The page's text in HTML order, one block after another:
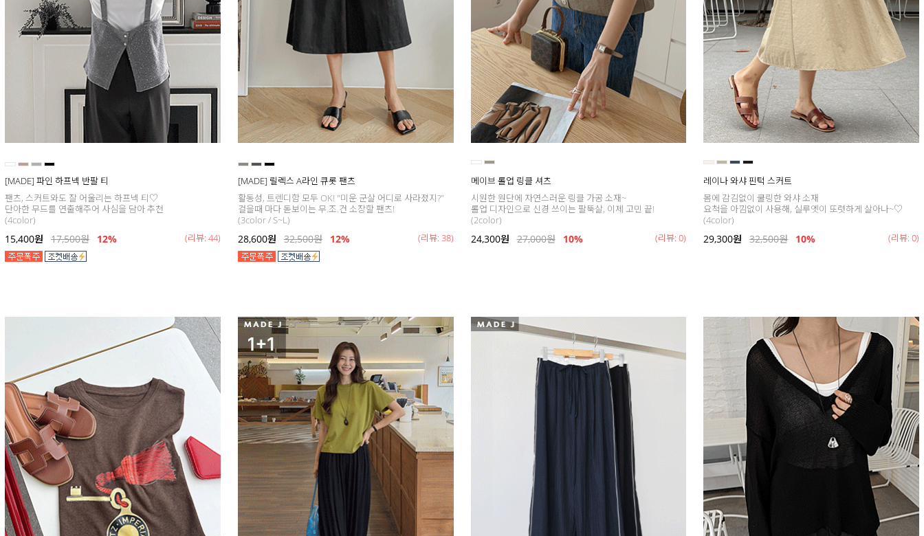
[MADE] 파인 하프넥 반팔 티
팬츠, 스커트와도 잘 어울리는 하프넥 티♡
단아한 무드를 연출해주어 사심을 담아 추천
(4color)
15,400원 17,500원 12% (리뷰: 44)
[MADE] 릴렉스 A라인 큐롯 팬츠
활동성, 트렌디함 모두 OK! "미운 군살 어디로 사라졌지?"
걸을때 마다 돋보이는 무.조.건 소장할 팬츠!
(3color / S~L)
28,600원 32,500원 12% (리뷰: 38)
메이브 롤업 링클 셔츠
시원한 원단에 자연스러운 링클 가공 소재~
롤업 디자인으로 신경 쓰이는 팔뚝살, 이제 고민 끝!
(2color)
24,300원 27,000원 10% (리뷰: 0)
레이나 와샤 핀턱 스커트
몸에 감김없이 쿨링한 와샤 소재
요척을 아낌없이 사용해, 실루엣이 또렷하게 살아나~♡
(4color)
29,300원 32,500원 10% (리뷰: 0)